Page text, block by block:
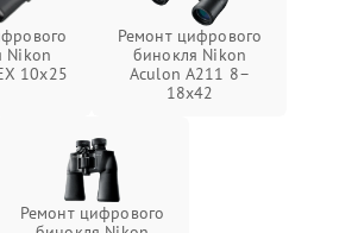
Nikon
10x25
Ремонт цифрового
бинокля Nikon
Aculon A211 8–
18x42
Ремонт цифрового